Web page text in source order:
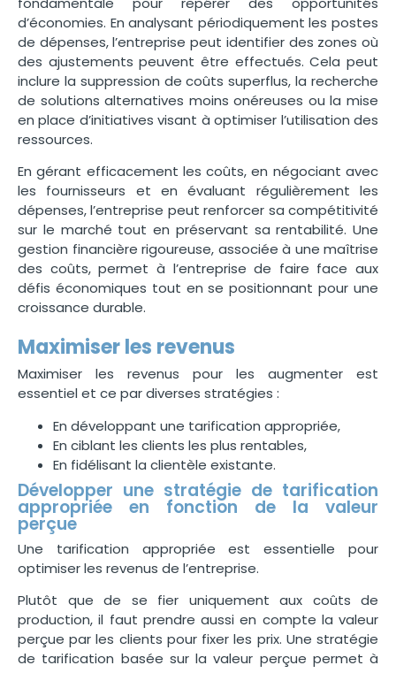
d’économies. En analysant périodiquement les postes
de dépenses, l’entreprise peut identifier des zones où
des ajustements peuvent être effectués. Cela peut
inclure la suppression de coûts superflus, la recherche
de solutions alternatives moins onéreuses ou la mise
en place d’initiatives visant à optimiser l’utilisation des
ressources.
En gérant efficacement les coûts, en négociant avec
les fournisseurs et en évaluant régulièrement les
dépenses, l’entreprise peut renforcer sa compétitivité
sur le marché tout en préservant sa rentabilité. Une
gestion financière rigoureuse, associée à une maîtrise
des coûts, permet à l’entreprise de faire face aux
défis économiques tout en se positionnant pour une
croissance durable.
Maximiser les revenus
Maximiser les revenus pour les augmenter est
essentiel et ce par diverses stratégies :
En développant une tarification appropriée,
En ciblant les clients les plus rentables,
En fidélisant la clientèle existante.
Développer une stratégie de tarification
appropriée en fonction de la valeur
perçue
Une tarification appropriée est essentielle pour
optimiser les revenus de l’entreprise.
Plutôt que de se fier uniquement aux coûts de
production, il faut prendre aussi en compte la valeur
perçue par les clients pour fixer les prix. Une stratégie
de tarification basée sur la valeur perçue permet à